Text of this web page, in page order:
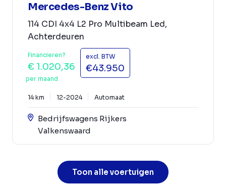
Mercedes-Benz Vito
114 CDI 4x4 L2 Pro Multibeam Led,
Achterdeuren
Financieren?
€ 1.020,36
per maand
excl. BTW
€43.950
14 km 12-2024 Automaat
Bedrijfswagens Rijkers
Valkenswaard
Toon alle voertuigen